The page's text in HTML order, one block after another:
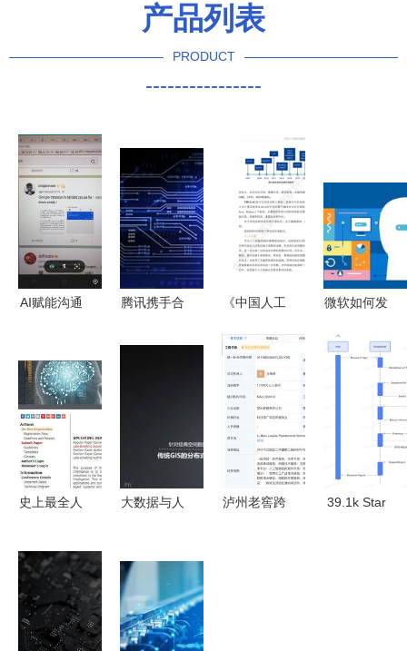
产品列表
PRODUCT
----------------
AI赋能沟通
用的智能翻
译应用
腾讯携手合
《中国人工
件发展白皮
书》深度解
读 开源生
态如何驱动
AI应用软件
开发新浪潮
微软如何发
应用软件开
发 战略布
局与未来路
史上最全人
器学习顶级
会议大盘
点，赋能应
用软件开发
大数据与人
技术的革新
及AI应用软
件开发新范
泸州老窖跨
39.1k Star